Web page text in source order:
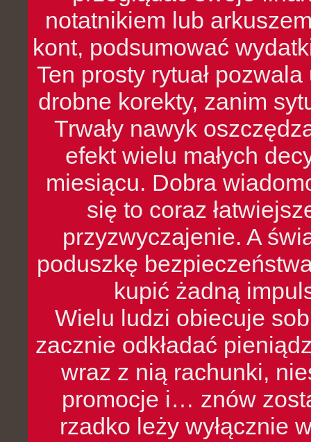
notatnikiem lub
kont, podsumować
Ten prosty rytuał
drobne korekty, zanim
Trwały nawyk
efekt wielu małych
miesiącu. Dobra
się to coraz
przyzwyczajenie. A
poduszkę
kupić żadną
Wielu ludzi obiecuje
zacznie odkładać
wraz z nią rachunki,
promocje i… znów
rzadko leży wyłącznie